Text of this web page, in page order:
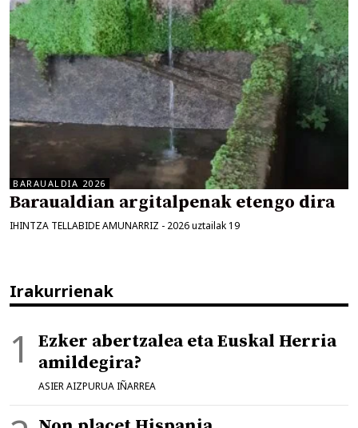
BARAUALDIA 2026
Baraualdian argitalpenak etengo dira
IHINTZA TELLABIDE AMUNARRIZ - 2026 uztailak 19
Irakurrienak
Ezker abertzalea eta Euskal Herria
amildegira?
ASIER AIZPURUA IÑARREA